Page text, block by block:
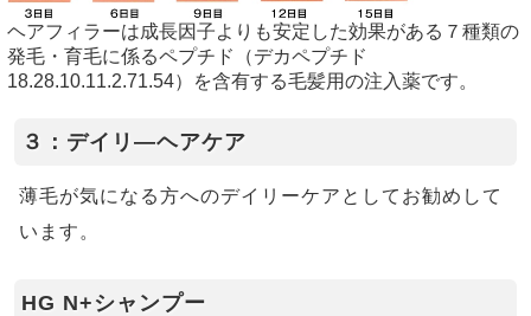
ヘアフィラーは成長因子よりも安定した効果がある７種類の
発毛・育毛に係るペプチド（デカペプチド
18.28.10.11.2.71.54）を含有する毛髪用の注入薬です。
３：デイリ―ヘアケア
薄毛が気になる方へのデイリーケアとしてお勧めして
います。
HG N+シャンプー